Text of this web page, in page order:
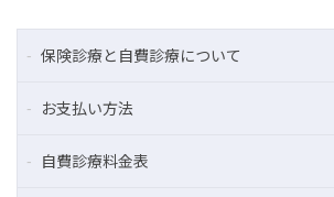
保険診療と自費診療について
お支払い方法
自費診療料金表